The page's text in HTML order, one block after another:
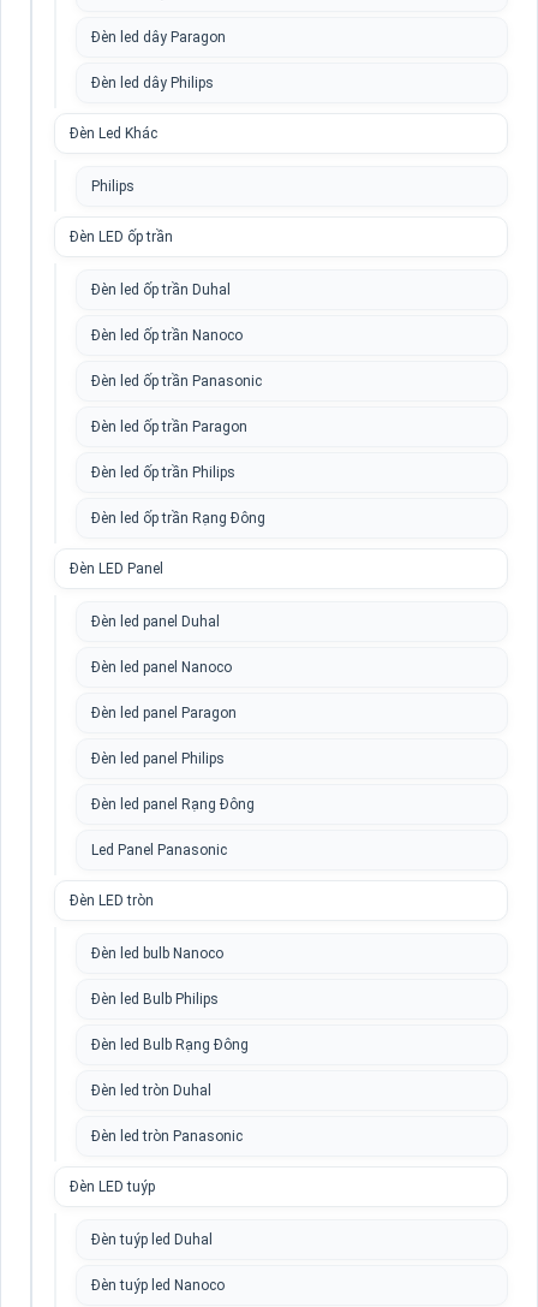
Đèn led dây Paragon
Đèn led dây Philips
Đèn Led Khác
Philips
Đèn LED ốp trần
Đèn led ốp trần Duhal
Đèn led ốp trần Nanoco
Đèn led ốp trần Panasonic
Đèn led ốp trần Paragon
Đèn led ốp trần Philips
Đèn led ốp trần Rạng Đông
Đèn LED Panel
Đèn led panel Duhal
Đèn led panel Nanoco
Đèn led panel Paragon
Đèn led panel Philips
Đèn led panel Rạng Đông
Led Panel Panasonic
Đèn LED tròn
Đèn led bulb Nanoco
Đèn led Bulb Philips
Đèn led Bulb Rạng Đông
Đèn led tròn Duhal
Đèn led tròn Panasonic
Đèn LED tuýp
Đèn tuýp led Duhal
Đèn tuýp led Nanoco